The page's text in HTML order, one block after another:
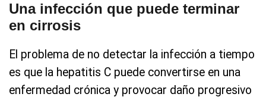
Una infección que puede terminar
en cirrosis
El problema de no detectar la infección a tiempo
es que la hepatitis C puede convertirse en una
enfermedad crónica y provocar daño progresivo